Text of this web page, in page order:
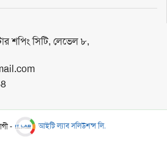
শপিং সিটি, লেভেল ৮,
- আইটি ল্যাব সলিউশন্স লি.